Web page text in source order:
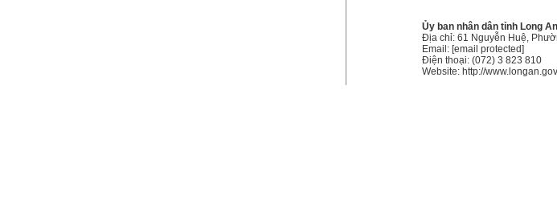
Ủy ban nhân dân tỉnh Long An
Địa chỉ: 61 Nguyễn Huệ,
Email: [email protected]
Điện thoại: (072) 3 823 810
Website: http://